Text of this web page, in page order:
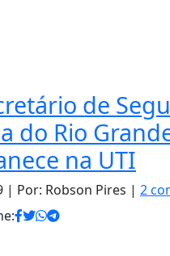
de
do Rio
na UTI
| Por: Robson Pires | 2